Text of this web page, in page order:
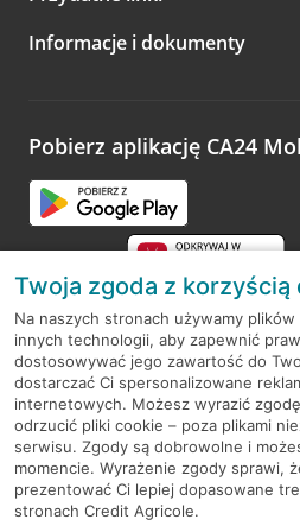
A po wizycie…
Zachęcamy do podzielenia się z
opinie.
Informacje i dokumenty
Pobierz aplikację CA24
RODO
Regulamin serwisu
Mapa serwisu
PolitykaCookies
Twoja zgoda z korzyścią
Na naszych stronach używamy
innych technologii, aby zapewnić
dostosowywać jego zawartość do
dostarczać Ci spersonalizowane
internetowych. Możesz wyrazić
odrzucić pliki cookie – poza plikami
serwisu. Zgody są dobrowolne i
momencie. Wyrażenie zgody sprawi,
prezentować Ci lepiej dopasowane
stronach Credit Agricole.